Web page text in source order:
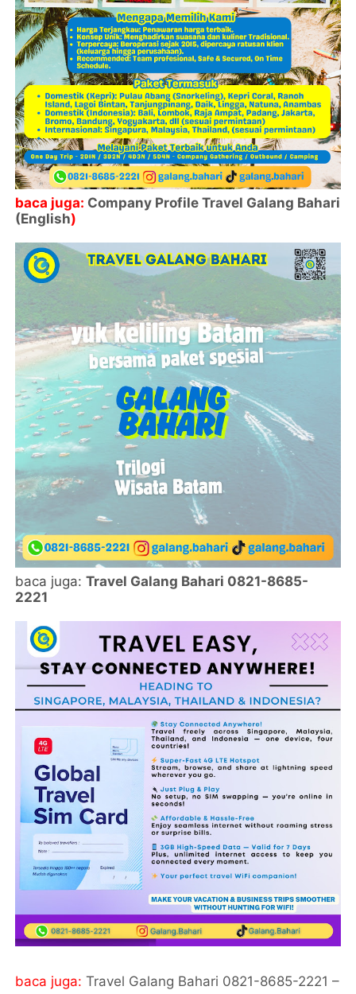
baca juga: Company Profile Travel Galang Bahari
(English)
baca juga:Travel Galang Bahari 0821-8685-
2221
baca juga:Travel Galang Bahari 0821-8685-2221 –